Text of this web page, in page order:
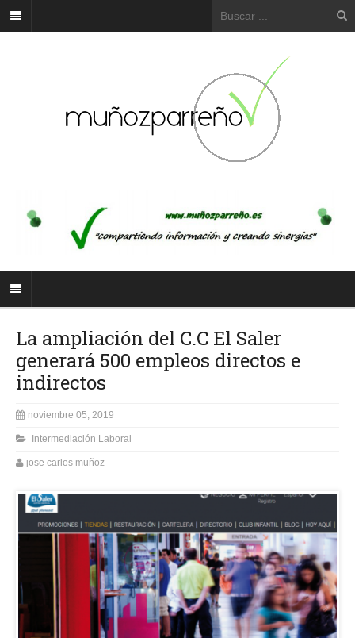
La ampliación del C.C El Saler
generará 500 empleos directos e
indirectos
noviembre 05, 2019
Intermediación Laboral
jose carlos muñoz